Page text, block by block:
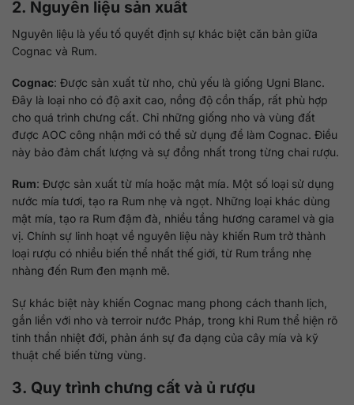
2. Nguyên liệu sản xuất
Nguyên liệu là yếu tố quyết định sự khác biệt căn bản giữa
Cognac và Rum.
Cognac: Được sản xuất từ nho, chủ yếu là giống Ugni Blanc.
Đây là loại nho có độ axit cao, nồng độ cồn thấp, rất phù hợp
cho quá trình chưng cất. Chỉ những giống nho và vùng đất
được AOC công nhận mới có thể sử dụng để làm Cognac. Điều
này bảo đảm chất lượng và sự đồng nhất trong từng chai rượu.
Rum: Được sản xuất từ mía hoặc mật mía. Một số loại sử dụng
nước mía tươi, tạo ra Rum nhẹ và ngọt. Những loại khác dùng
mật mía, tạo ra Rum đậm đà, nhiều tầng hương caramel và gia
vị. Chính sự linh hoạt về nguyên liệu này khiến Rum trở thành
loại rượu có nhiều biến thể nhất thế giới, từ Rum trắng nhẹ
nhàng đến Rum đen mạnh mẽ.
Sự khác biệt này khiến Cognac mang phong cách thanh lịch,
gắn liền với nho và terroir nước Pháp, trong khi Rum thể hiện rõ
tinh thần nhiệt đới, phản ánh sự đa dạng của cây mía và kỹ
thuật chế biến từng vùng.
3. Quy trình chưng cất và ủ rượu